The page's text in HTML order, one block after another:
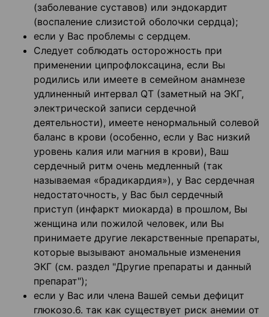
(заболевание суставов) или эндокардит
(воспаление слизистой оболочки сердца);
если у Вас проблемы с сердцем.
Следует соблюдать осторожность при
применении ципрофлоксацина, если Вы
родились или имеете в семейном анамнезе
удлиненный интервал QT (заметный на ЭКГ,
электрической записи сердечной
деятельности), имеете ненормальный солевой
баланс в крови (особенно, если у Вас низкий
уровень калия или магния в крови), Ваш
сердечный ритм очень медленный (так
называемая «брадикардия»), у Вас сердечная
недостаточность, у Вас был сердечный
приступ (инфаркт миокарда) в прошлом, Вы
женщина или пожилой человек, или Вы
принимаете другие лекарственные препараты,
которые вызывают аномальные изменения
ЭКГ (см. раздел "Другие препараты и данный
препарат");
если у Вас или члена Вашей семьи дефицит
глюкозо.6. так как существует риск анемии от